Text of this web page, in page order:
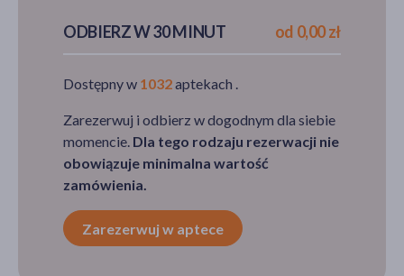
ODBIERZ W 30 MINUT od 0,00 zł
Dostępny w 1032aptekach .
Zarezerwuj i odbierz w dogodnym dla siebie
momencie. Dla tego rodzaju rezerwacji nie
obowiązuje minimalna wartość
zamówienia.
Zarezerwuj w aptece